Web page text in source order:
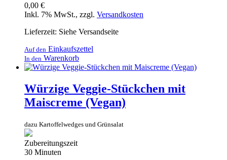
0,00 €
Inkl. 7% MwSt., zzgl. Versandkosten
Lieferzeit: Siehe Versandseite
Auf den Einkaufszettel
In den Warenkorb
Würzige Veggie-Stückchen mit
Maiscreme (Vegan)
dazu Kartoffelwedges und Grünsalat
Zubereitungszeit
30 Minuten